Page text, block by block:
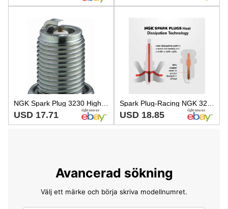
USD 17.71 USD 18.85
Avancerad sökning
Välj ett märke och börja skriva modellnumret.